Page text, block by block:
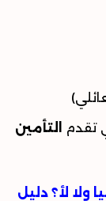
تقدم
التأمين
ولا لأ؟ دليل